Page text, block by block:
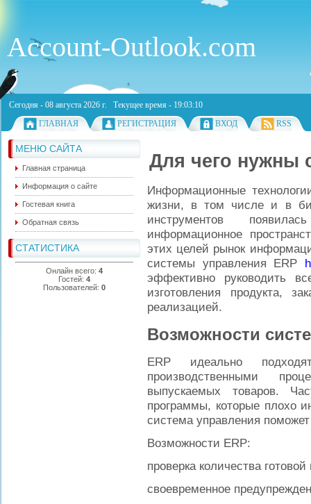
Account-Outlook.com
Сегодня - 08 августа 2026 г. Текущее время - 19:03:10
ГЛАВНАЯ
РЕГИСТРАЦИЯ ВХОД RSS
МЕНЮ САЙТА
Главная страница
Информация о сайте
Гостевая книга
Обратная связь
СТАТИСТИКА
Онлайн всего: 4
Гостей: 4
Пользователей: 0
Для чего нужны
Информационные
жизни, в том числе и в
инструментов
информационное
этих целей рынок
системы управления ERP
эффективно руководить
изготовления продукта,
реализацией.
Возможности
ERP идеально
производственными
выпускаемых товаров.
программы, которые плохо
система управления
Возможности ERP:
проверка количества
своевременное